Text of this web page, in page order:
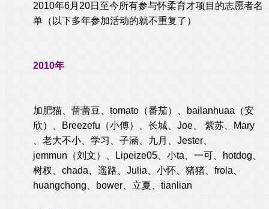
2010年6月20日至今所有参与怀柔育才项目的志愿者名
单（以下多年参加活动的就不重复了）
2010年
加肥猫、蕾蕾豆、tomato（番茄）、bailanhuaa（安
欣）、Breezefu（小傅）、长城、Joe、 紫苏、Mary
、老大不小、学习、子涵、九月、Jester、
jemmun（刘文）、Lipeize05、小ta、一可、hotdog、
树杈、chada、遥路、Julia、小怀、猪猪、frola、
huangchong、bower、立夏、tianlian